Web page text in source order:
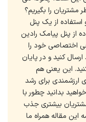
را بگیریم؟
از یک پنل
از پنل پیامک رادین
اختصاصی خود را
کنید و در پایان
این یعنی هم
ارزشمندی برای رشد
بدانید چطور با
بیشتری جذب
این مقاله همراه ما